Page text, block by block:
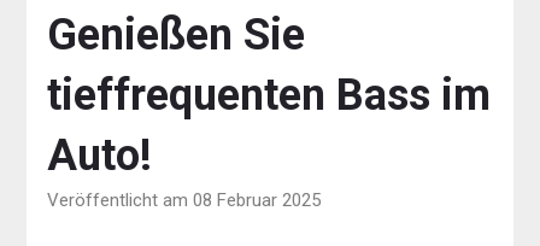
Genießen Sie
tieffrequenten Bass im
Auto!
Veröffentlicht am 08 Februar 2025